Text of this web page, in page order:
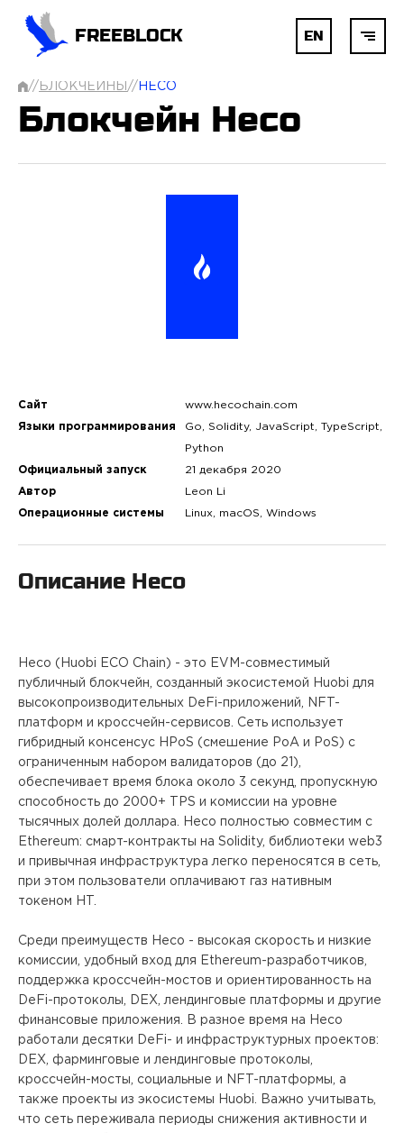
FREEBLOCK EN
// БЛОКЧЕЙНЫ // HECO
БЛОКЧЕЙН
РАЗРАБОТКА
УСЛУГИ
ПРОЕКТЫ
КОНТАКТЫ
ВАКАНСИИ
Блокчейн Heco
Сайт www.hecochain.com
Языки программирования Go, Solidity, JavaScript, TypeScript,
Python
Официальный запуск 21 декабря 2020
Автор Leon Li
Операционные системы Linux, macOS, Windows
Описание Heco
Heco (Huobi ECO Chain) - это EVM-совместимый
публичный блокчейн, созданный экосистемой Huobi для
высокопроизводительных DeFi-приложений, NFT-
платформ и кроссчейн-сервисов. Сеть использует
гибридный консенсус HPoS (смешение PoA и PoS) с
ограниченным набором валидаторов (до 21),
обеспечивает время блока около 3 секунд, пропускную
способность до 2000+ TPS и комиссии на уровне
тысячных долей доллара. Heco полностью совместим с
Ethereum: смарт-контракты на Solidity, библиотеки web3
и привычная инфраструктура легко переносятся в сеть,
при этом пользователи оплачивают газ нативным
токеном HT.
Среди преимуществ Heco - высокая скорость и низкие
комиссии, удобный вход для Ethereum-разработчиков,
поддержка кроссчейн-мостов и ориентированность на
DeFi-протоколы, DEX, лендинговые платформы и другие
финансовые приложения. В разное время на Heco
работали десятки DeFi- и инфраструктурных проектов:
DEX, фарминговые и лендинговые протоколы,
кроссчейн-мосты, социальные и NFT-платформы, а
также проекты из экосистемы Huobi. Важно учитывать,
что сеть переживала периоды снижения активности и